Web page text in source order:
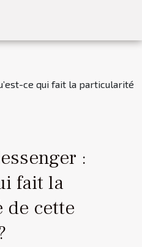
ce qui fait la particularité
:
fait la
cette